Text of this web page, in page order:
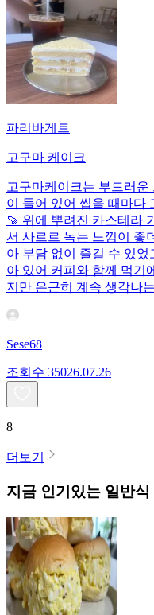
파리바게트
고구마 케이크
고구마케이크는 부드러
이 들어 있어 씹을 때마다
🍠 위에 뿌려진 카스테라
서 사르르 녹는 느낌이 좋
아 부담 없이 즐길 수 있
아 있어 커피와 함께 먹기
지만 은근히 계속 생각나
Sese68
조회수 35026.07.26
8
더보기
지금 인기있는 일반식